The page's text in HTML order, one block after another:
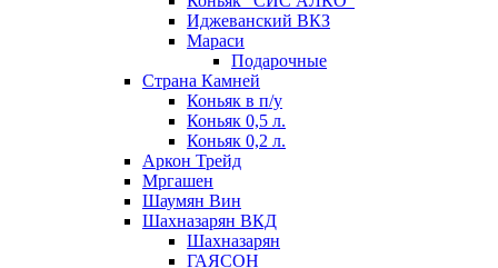
Иджеванский ВКЗ
Мараси
Подарочные
Страна Камней
Коньяк в п/у
Коньяк 0,5 л.
Коньяк 0,2 л.
Аркон Трейд
Мргашен
Шаумян Вин
Шахназарян ВКД
Шахназарян
ГАЯСОН